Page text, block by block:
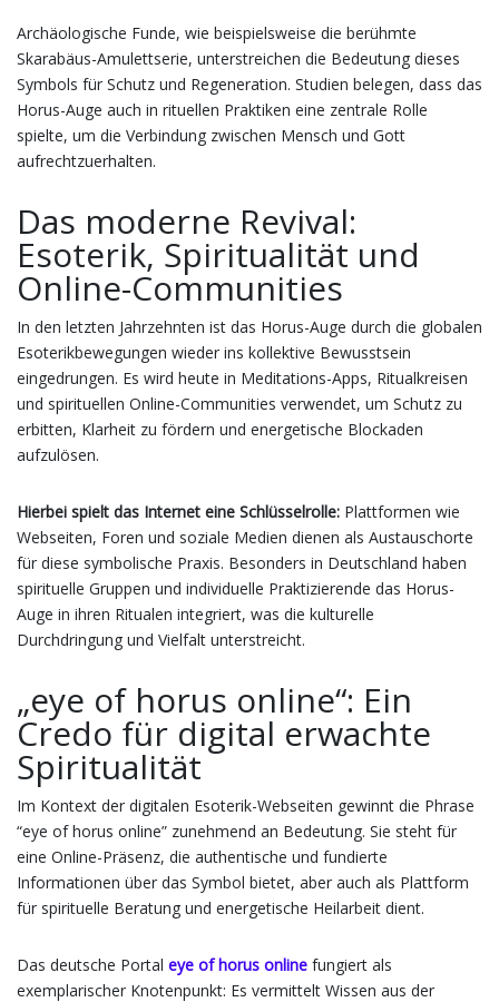
Archäologische Funde, wie beispielsweise die berühmte
Skarabäus-Amulettserie, unterstreichen die Bedeutung dieses
Symbols für Schutz und Regeneration. Studien belegen, dass das
Horus-Auge auch in rituellen Praktiken eine zentrale Rolle
spielte, um die Verbindung zwischen Mensch und Gott
aufrechtzuerhalten.
Das moderne Revival:
Esoterik, Spiritualität und
Online-Communities
In den letzten Jahrzehnten ist das Horus-Auge durch die globalen
Esoterikbewegungen wieder ins kollektive Bewusstsein
eingedrungen. Es wird heute in Meditations-Apps, Ritualkreisen
und spirituellen Online-Communities verwendet, um Schutz zu
erbitten, Klarheit zu fördern und energetische Blockaden
aufzulösen.
Hierbei spielt das Internet eine Schlüsselrolle: Plattformen wie
Webseiten, Foren und soziale Medien dienen als Austauschorte
für diese symbolische Praxis. Besonders in Deutschland haben
spirituelle Gruppen und individuelle Praktizierende das Horus-
Auge in ihren Ritualen integriert, was die kulturelle
Durchdringung und Vielfalt unterstreicht.
„eye of horus online“: Ein
Credo für digital erwachte
Spiritualität
Im Kontext der digitalen Esoterik-Webseiten gewinnt die Phrase
“eye of horus online” zunehmend an Bedeutung. Sie steht für
eine Online-Präsenz, die authentische und fundierte
Informationen über das Symbol bietet, aber auch als Plattform
für spirituelle Beratung und energetische Heilarbeit dient.
Das deutsche Portal eye of horus online fungiert als
exemplarischer Knotenpunkt: Es vermittelt Wissen aus der